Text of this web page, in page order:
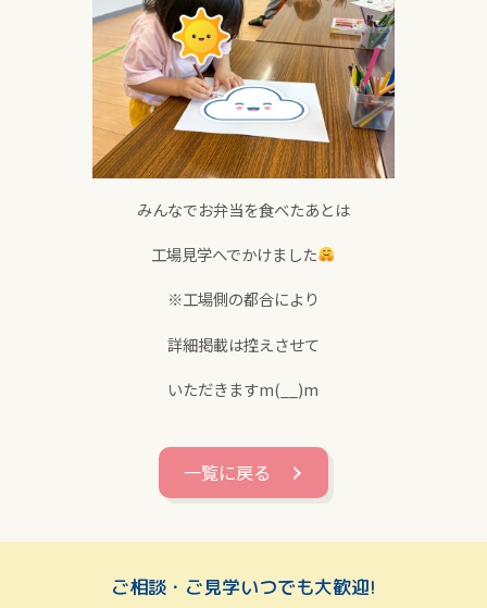
みんなでお弁当を食べたあとは
工場見学へでかけました
※工場側の都合により
詳細掲載は控えさせて
いただきますm(__)m
一覧に戻る
ご相談・ご見学いつでも大歓迎!